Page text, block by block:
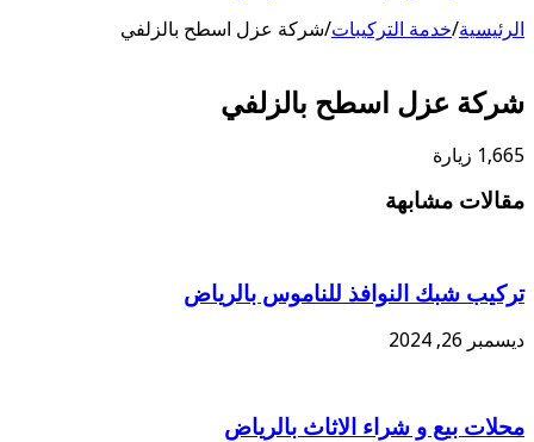
الرئيسية/خدمة التركيبات/شركة عزل اسطح بالزلفي
شركة عزل اسطح بالزلفي
1,665 زيارة
مقالات مشابهة
تركيب شبك النوافذ للناموس بالرياض
ديسمبر 26, 2024
محلات بيع و شراء الاثاث بالرياض